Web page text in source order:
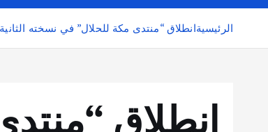
الرئيسيةانطلاق “منتدى مكة للحلال” في نسخته
انطلاق